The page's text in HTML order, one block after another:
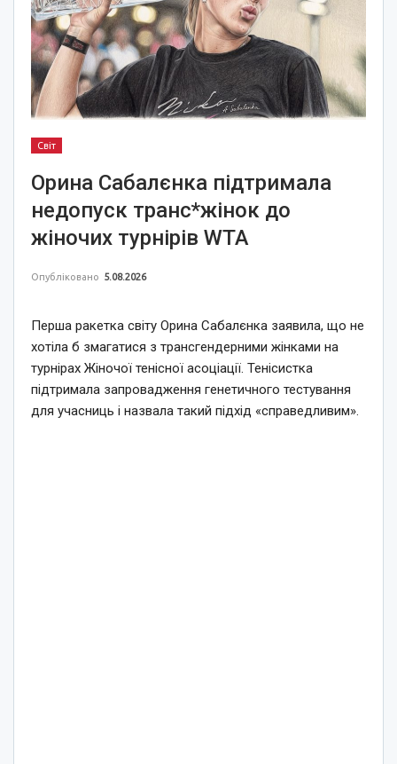
Світ
Орина Сабалєнка підтримала
недопуск транс*жінок до
жіночих турнірів WTA
Опубліковано 5.08.2026
Перша ракетка світу Орина Сабалєнка заявила, що не
хотіла б змагатися з трансгендерними жінками на
турнірах Жіночої тенісної асоціації. Тенісистка
підтримала запровадження генетичного тестування
для учасниць і назвала такий підхід «справедливим».